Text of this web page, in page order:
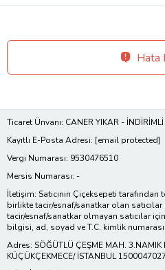
Hata
Ticaret Ünvanı: CANER YIKAR -
Kayıtlı E-Posta Adresi: [email protected]
Vergi Numarası: 9530476510
Mersis Numarası: -
İletişim: Satıcının Çiçeksepeti
birlikte tacir/esnaf/sanatkar olan satıcılar
tacir/esnaf/sanatkar olmayan satıcılar
bilgisi, ad, soyad ve T.C. kimlik
Adres: SÖĞÜTLÜ ÇEŞME MAH. 3.NAMIK
KÜÇÜKÇEKMECE/ İSTANBUL